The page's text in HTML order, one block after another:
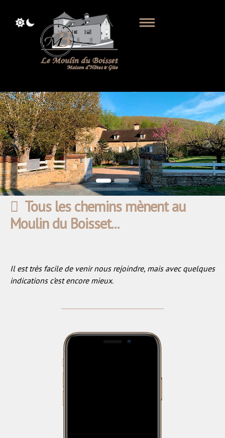
Previous Next
Tous les chemins mènent au
Moulin du Boisset...
Il est très facile de venir nous rejoindre, mais avec quelques
indications c’est encore mieux.